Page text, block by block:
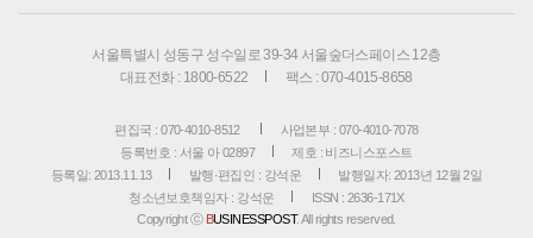
서울특별시 성동구 성수일로 39-34 서울숲더스페이스 12층
대표전화 : 1800-6522
팩스 : 070-4015-8658
편집국 : 070-4010-8512
사업본부 : 070-4010-7078
등록번호 : 서울 아 02897
제호 : 비즈니스포스트
등록일: 2013.11.13
발행·편집인 : 강석운
발행일자: 2013년 12월 2일
청소년보호책임자 : 강석운
ISSN : 2636-171X
Copyright ⓒ BUSINESSPOST. All rights reserved.